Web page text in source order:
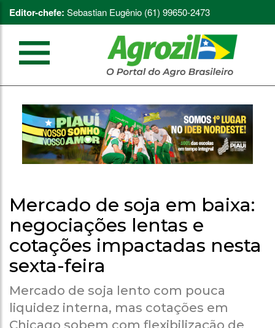
Editor-chefe: Sebastian Eugênio (61) 99650-2473
Mercado de soja em baixa:
negociações lentas e
cotações impactadas nesta
sexta-feira
Mercado de soja lento com pouca
liquidez interna, mas cotações em
Chicago sobem com flexibilização de